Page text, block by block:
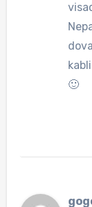
🙂